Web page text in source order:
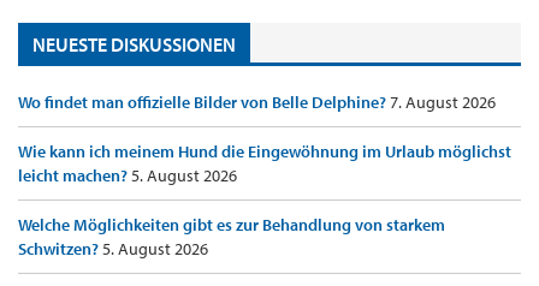
NEUESTE DISKUSSIONEN
Wo findet man offizielle Bilder von Belle Delphine?7. August 2026
Wie kann ich meinem Hund die Eingewöhnung im Urlaub möglichst
leicht machen?5. August 2026
Welche Möglichkeiten gibt es zur Behandlung von starkem
Schwitzen?5. August 2026